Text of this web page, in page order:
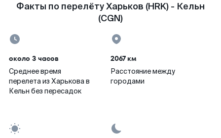
Факты по перелёту Харьков (HRK) - Кельн
(CGN)
около 3 часов
Среднее время
перелета из Харькова в
Кельн без пересадок
2067 км
Расстояние между
городами